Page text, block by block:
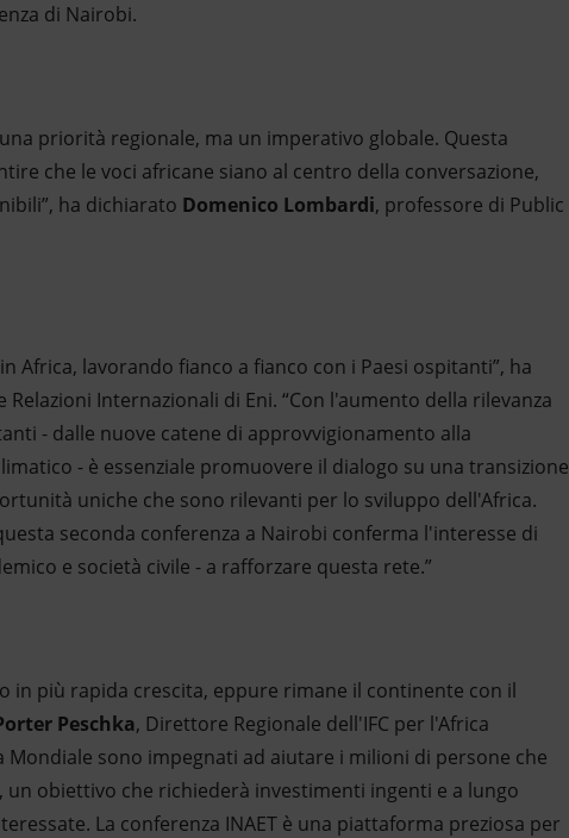
di Nairobi.
priorità regionale, ma un imperativo globale. Questa
che le voci africane siano al centro della conversazione,
ha dichiarato Domenico Lombardi, professore di Public
Africa, lavorando fianco a fianco con i Paesi ospitanti”, ha
Relazioni Internazionali di Eni. “Con l'aumento della rilevanza
- dalle nuove catene di approvvigionamento alla
- è essenziale promuovere il dialogo su una transizione
uniche che sono rilevanti per lo sviluppo dell'Africa.
seconda conferenza a Nairobi conferma l'interesse di
e società civile - a rafforzare questa rete.”
in più rapida crescita, eppure rimane il continente con il
Peschka, Direttore Regionale dell'IFC per l'Africa
Mondiale sono impegnati ad aiutare i milioni di persone che
obiettivo che richiederà investimenti ingenti e a lungo
La conferenza INAET è una piattaforma preziosa per